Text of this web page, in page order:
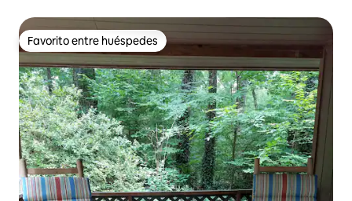
Favorito entre huéspedes
Favorito entre huéspedes